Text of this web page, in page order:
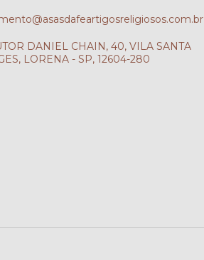
DANIEL CHAIN, 40, VILA SANTA
LORENA - SP, 12604-280